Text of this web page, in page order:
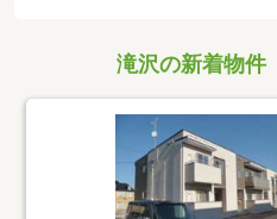
滝沢の新着物件